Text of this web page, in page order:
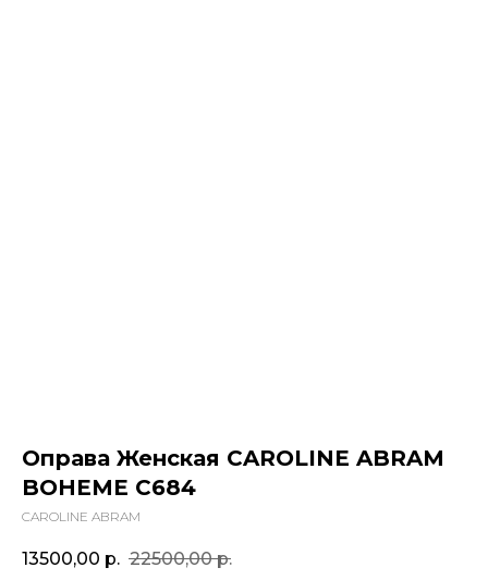
Оправа Женская CAROLINE ABRAM
BOHEME C684
CAROLINE ABRAM
13500,00 р. 22500,00 р.